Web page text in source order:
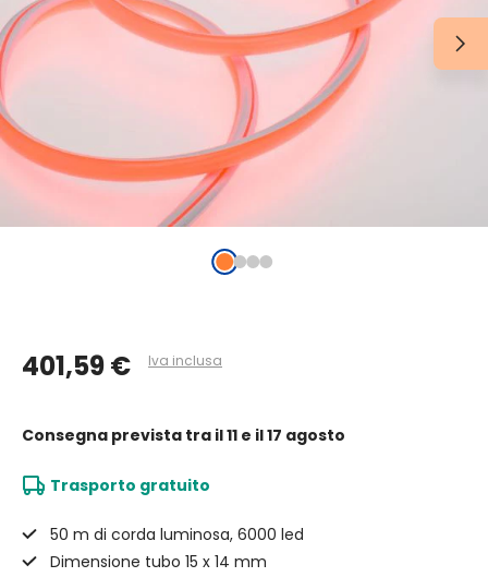
401,59 € Iva inclusa
Consegna prevista tra il 11 e il 17 agosto
Trasporto gratuito
50 m di corda luminosa, 6000 led
Dimensione tubo 15 x 14 mm